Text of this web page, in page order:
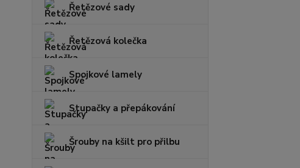
Řetězové sady
Řetězová kolečka
Spojkové lamely
Stupačky a přepákování
Šrouby na kšilt pro přilbu